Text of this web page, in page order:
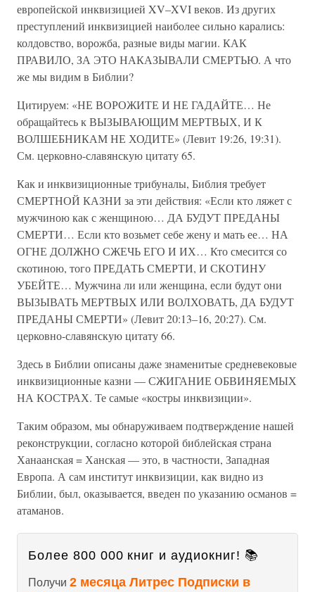
европейской инквизицией XV–XVI веков. Из других
преступлений инквизицией наиболее сильно карались:
колдовство, ворожба, разные виды магии. КАК
ПРАВИЛО, ЗА ЭТО НАКАЗЫВАЛИ СМЕРТЬЮ. А что
же мы видим в Библии?
Цитируем: «НЕ ВОРОЖИТЕ И НЕ ГАДАЙТЕ… Не
обращайтесь к ВЫЗЫВАЮЩИМ МЕРТВЫХ, И К
ВОЛШЕБНИКАМ НЕ ХОДИТЕ» (Левит 19:26, 19:31).
См. церковно-славянскую цитату 65.
Как и инквизиционные трибуналы, Библия требует
СМЕРТНОЙ КАЗНИ за эти действия: «Если кто ляжет с
мужчиною как с женщиною… ДА БУДУТ ПРЕДАНЫ
СМЕРТИ… Если кто возьмет себе жену и мать ее… НА
ОГНЕ ДОЛЖНО СЖЕЧЬ ЕГО И ИХ… Кто смесится со
скотиною, того ПРЕДАТЬ СМЕРТИ, И СКОТИНУ
УБЕЙТЕ… Мужчина ли или женщина, если будут они
ВЫЗЫВАТЬ МЕРТВЫХ ИЛИ ВОЛХОВАТЬ, ДА БУДУТ
ПРЕДАНЫ СМЕРТИ» (Левит 20:13–16, 20:27). См.
церковно-славянскую цитату 66.
Здесь в Библии описаны даже знаменитые средневековые
инквизиционные казни — СЖИГАНИЕ ОБВИНЯЕМЫХ
НА КОСТРАХ. Те самые «костры инквизиции».
Таким образом, мы обнаруживаем подтверждение нашей
реконструкции, согласно которой библейская страна
Ханаанская = Ханская — это, в частности, Западная
Европа. А сам институт инквизиции, как видно из
Библии, был, оказывается, введен по указанию османов =
атаманов.
Более 800 000 книг и аудиокниг! 📚
Получи 2 месяца Литрес Подписки в